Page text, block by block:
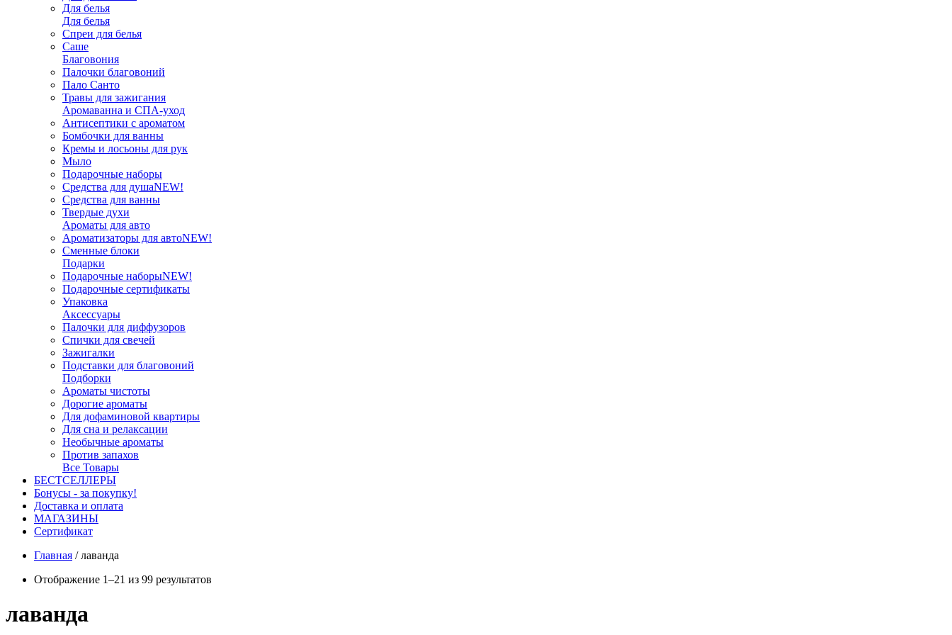
Для белья
Для белья
Спреи для белья
Саше
Благовония
Палочки благовоний
Пало Санто
Травы для зажигания
Аромаванна и СПА-уход
Антисептики с ароматом
Бомбочки для ванны
Кремы и лосьоны для рук
Мыло
Подарочные наборы
Средства для душаNEW!
Средства для ванны
Твердые духи
Ароматы для авто
Ароматизаторы для автоNEW!
Сменные блоки
Подарки
Подарочные наборыNEW!
Подарочные сертификаты
Упаковка
Аксессуары
Палочки для диффузоров
Спички для свечей
Зажигалки
Подставки для благовоний
Подборки
Ароматы чистоты
Дорогие ароматы
Для дофаминовой квартиры
Для сна и релаксации
Необычные ароматы
Против запахов
Все Товары
БЕСТСЕЛЛЕРЫ
Бонусы - за покупку!
Доставка и оплата
МАГАЗИНЫ
Cертификат
Главная /лаванда
Отображение 1–21 из 99 результатов
лаванда